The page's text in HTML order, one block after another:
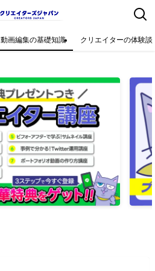
動画編集の基礎知識 クリエイターの体験談